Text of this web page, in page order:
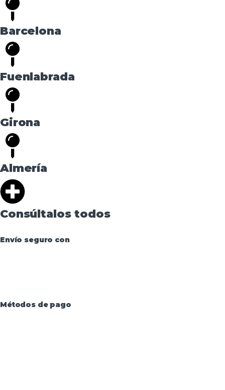
Barcelona
Fuenlabrada
Girona
Almería
Consúltalos todos
Envío seguro con
Métodos de pago